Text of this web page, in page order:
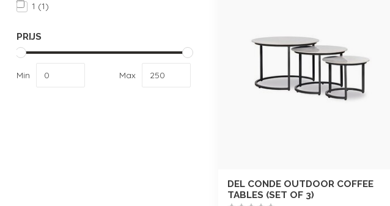
1 (1)
PRIJS
Min Max
DEL CONDE OUTDOOR COFFEE
TABLES (SET OF 3)